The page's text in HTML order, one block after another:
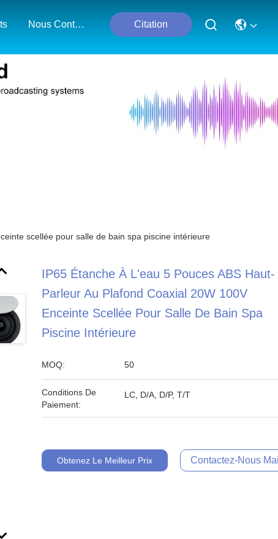
Nous Contacter Citation
scellée pour salle de bain spa piscine intérieure
IP65 Étanche À L'eau 5 Pouces ABS Haut-
Parleur Au Plafond Coaxial 20W 100V
Enceinte Scellée Pour Salle De Bain Spa
Piscine Intérieure
MOQ: 50
Conditions De
Paiement:
LC, D/A, D/P, T/T
Obtenez Le Meilleur Prix Contactez-Nous